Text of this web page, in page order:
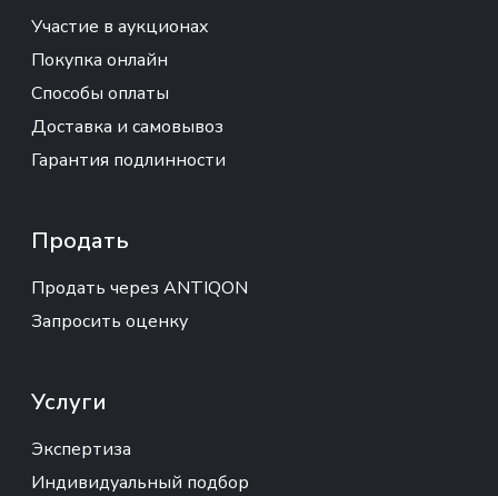
Участие в аукционах
Покупка онлайн
Способы оплаты
Доставка и самовывоз
Гарантия подлинности
Продать
Продать через ANTIQON
Запросить оценку
Услуги
Экспертиза
Индивидуальный подбор